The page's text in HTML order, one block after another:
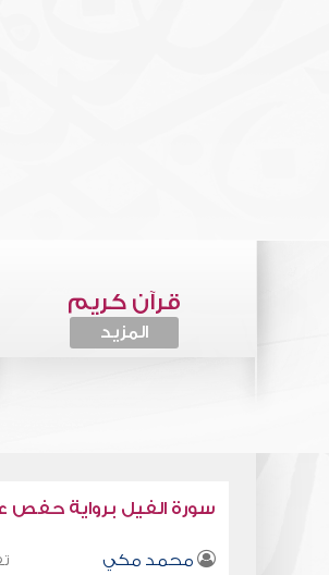
قرآن كريم
المزيد
سورة الفيل برواية
محمد مكي